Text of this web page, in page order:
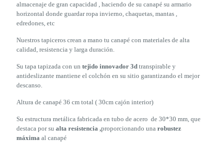
almacenaje de gran capacidad , haciendo de su canapé su armario
horizontal donde guardar ropa invierno, chaquetas, mantas ,
edredones, etc
Nuestros tapiceros crean a mano tu canapé con materiales de alta
calidad, resistencia y larga duración.
Su tapa tapizada con un tejido innovador 3d transpirable y
antideslizante mantiene el colchón en su sitio garantizando el mejor
descanso.
Altura de canapé 36 cm total ( 30cm cajón interior)
Su estructura metálica fabricada en tubo de acero de 30*30 mm, que
destaca por su alta resistencia ,proporcionando una robustez
máxima al canapé